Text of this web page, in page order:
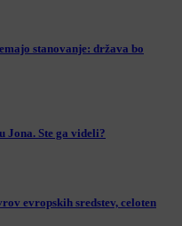
stanovanje: država bo
Jona. Ste ga videli?
evropskih sredstev, celoten